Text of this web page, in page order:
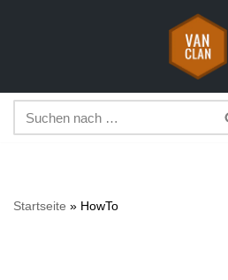
springen
Startseite » HowTo